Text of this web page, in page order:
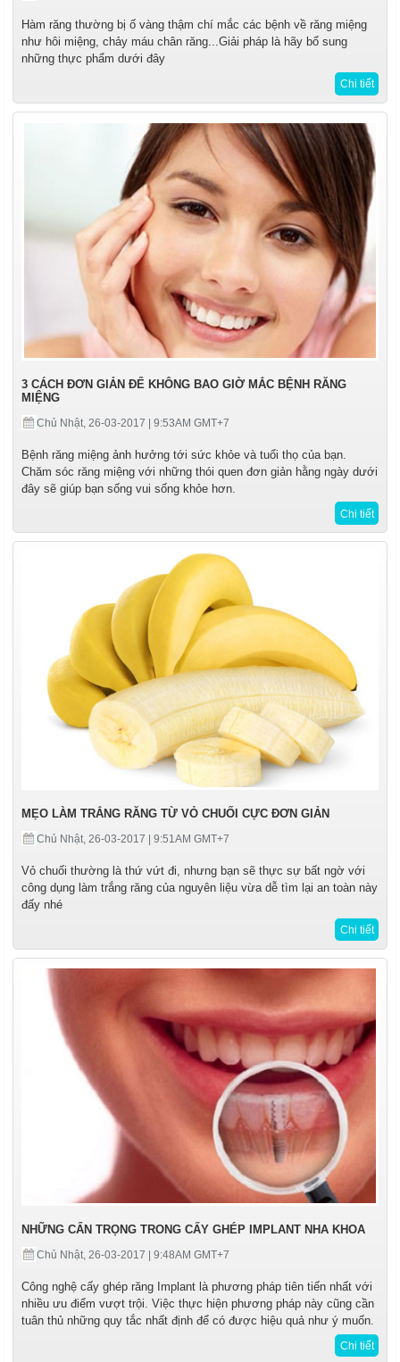
Hàm răng thường bị ố vàng thậm chí mắc các bệnh về răng miệng
như hôi miệng, chảy máu chân răng...Giải pháp là hãy bổ sung
những thực phẩm dưới đây
Chi tiết
3 CÁCH ĐƠN GIẢN ĐỂ KHÔNG BAO GIỜ MẮC BỆNH RĂNG
MIỆNG
Chủ Nhật, 26-03-2017 | 9:53AM GMT+7
Bệnh răng miệng ảnh hưởng tới sức khỏe và tuổi thọ của bạn.
Chăm sóc răng miệng với những thói quen đơn giản hằng ngày dưới
đây sẽ giúp bạn sống vui sống khỏe hơn.
Chi tiết
MẸO LÀM TRẮNG RĂNG TỪ VỎ CHUỐI CỰC ĐƠN GIẢN
Chủ Nhật, 26-03-2017 | 9:51AM GMT+7
Vỏ chuối thường là thứ vứt đi, nhưng bạn sẽ thực sự bất ngờ với
công dụng làm trắng răng của nguyên liệu vừa dễ tìm lại an toàn này
đấy nhé
Chi tiết
NHỮNG CẨN TRỌNG TRONG CẤY GHÉP IMPLANT NHA KHOA
Chủ Nhật, 26-03-2017 | 9:48AM GMT+7
Công nghệ cấy ghép răng Implant là phương pháp tiên tiến nhất với
nhiều ưu điểm vượt trội. Việc thực hiện phương pháp này cũng cần
tuân thủ những quy tắc nhất định để có được hiệu quả như ý muốn.
Chi tiết